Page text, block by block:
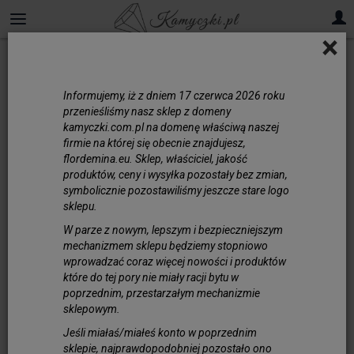
×
Informujemy, iż z dniem 17 czerwca 2026 roku
przenieśliśmy nasz sklep z domeny
kamyczki.com.pl na domenę właściwą naszej
firmie na której się obecnie znajdujesz,
flordemina.eu. Sklep, właściciel, jakość
produktów, ceny i wysyłka pozostały bez zmian,
symbolicznie pozostawiliśmy jeszcze stare logo
sklepu.
W parze z nowym, lepszym i bezpieczniejszym
mechanizmem sklepu będziemy stopniowo
wprowadzać coraz więcej nowości i produktów
które do tej pory nie miały racji bytu w
poprzednim, przestarzałym mechanizmie
sklepowym.
Jeśli miałaś/miałeś konto w poprzednim
sklepie, najprawdopodobniej pozostało ono
Kryształ Ołowiany Bezbarwny
Sześcian 6x6x6 mm